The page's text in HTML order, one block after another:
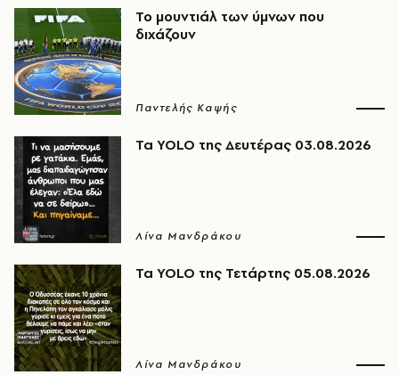
Το μουντιάλ των ύμνων που
διχάζουν
Παντελής Καψής
Τα YOLO της Δευτέρας 03.08.2026
Λίνα Μανδράκου
Τα YOLO της Τετάρτης 05.08.2026
Λίνα Μανδράκου